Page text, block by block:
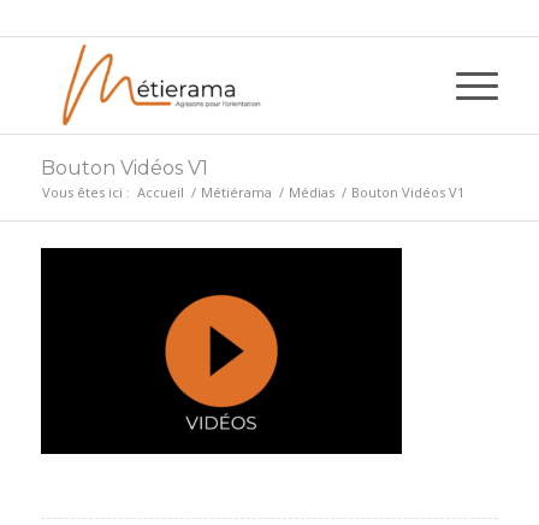
Bouton Vidéos V1
Vous êtes ici : Accueil / Métiérama / Médias / Bouton Vidéos V1